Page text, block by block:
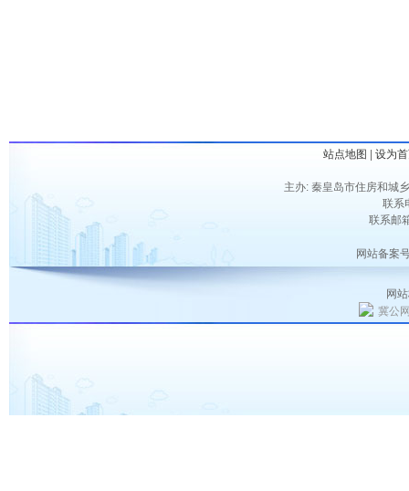
站点地图 设为
主办: 秦皇岛市住房和城
联系
联系邮
网站备案
网
冀公